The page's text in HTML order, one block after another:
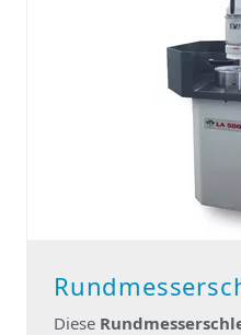
Diese